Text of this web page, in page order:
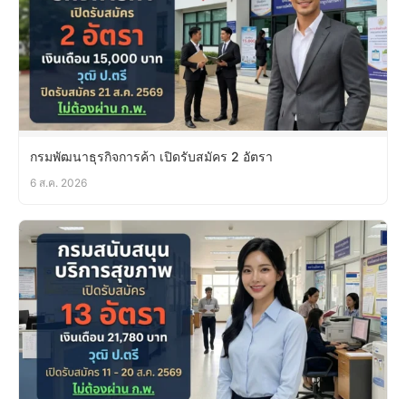
กรมพัฒนาธุรกิจการค้า เปิดรับสมัคร 2 อัตรา
6 ส.ค. 2026